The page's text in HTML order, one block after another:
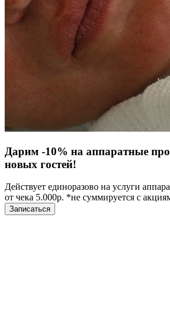
Дарим -10% на аппаратные
новых гостей!
Действует единоразово на услуги
от чека 5.000р. *не суммируется с
Записаться